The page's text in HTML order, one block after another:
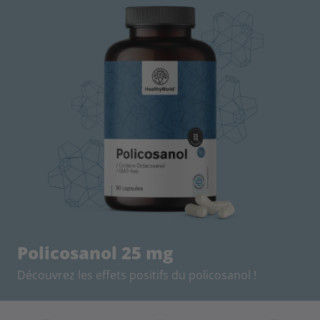
Policosanol 25 mg
Découvrez les effets positifs du policosanol !